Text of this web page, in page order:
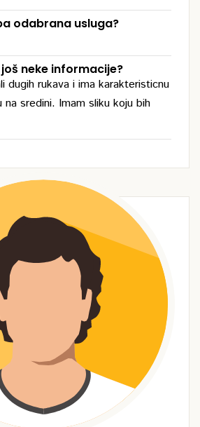
odabrana usluga?
neke informacije?
dugih rukava i ima karakteristicnu
sredini. Imam sliku koju bih